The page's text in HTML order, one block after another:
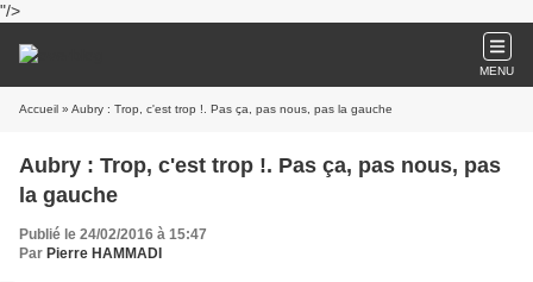
"/>
MENU
Accueil » Aubry : Trop, c'est trop !. Pas ça, pas nous, pas la gauche
Aubry : Trop, c'est trop !. Pas ça, pas nous, pas
la gauche
Publié le 24/02/2016 à 15:47
Par Pierre HAMMADI